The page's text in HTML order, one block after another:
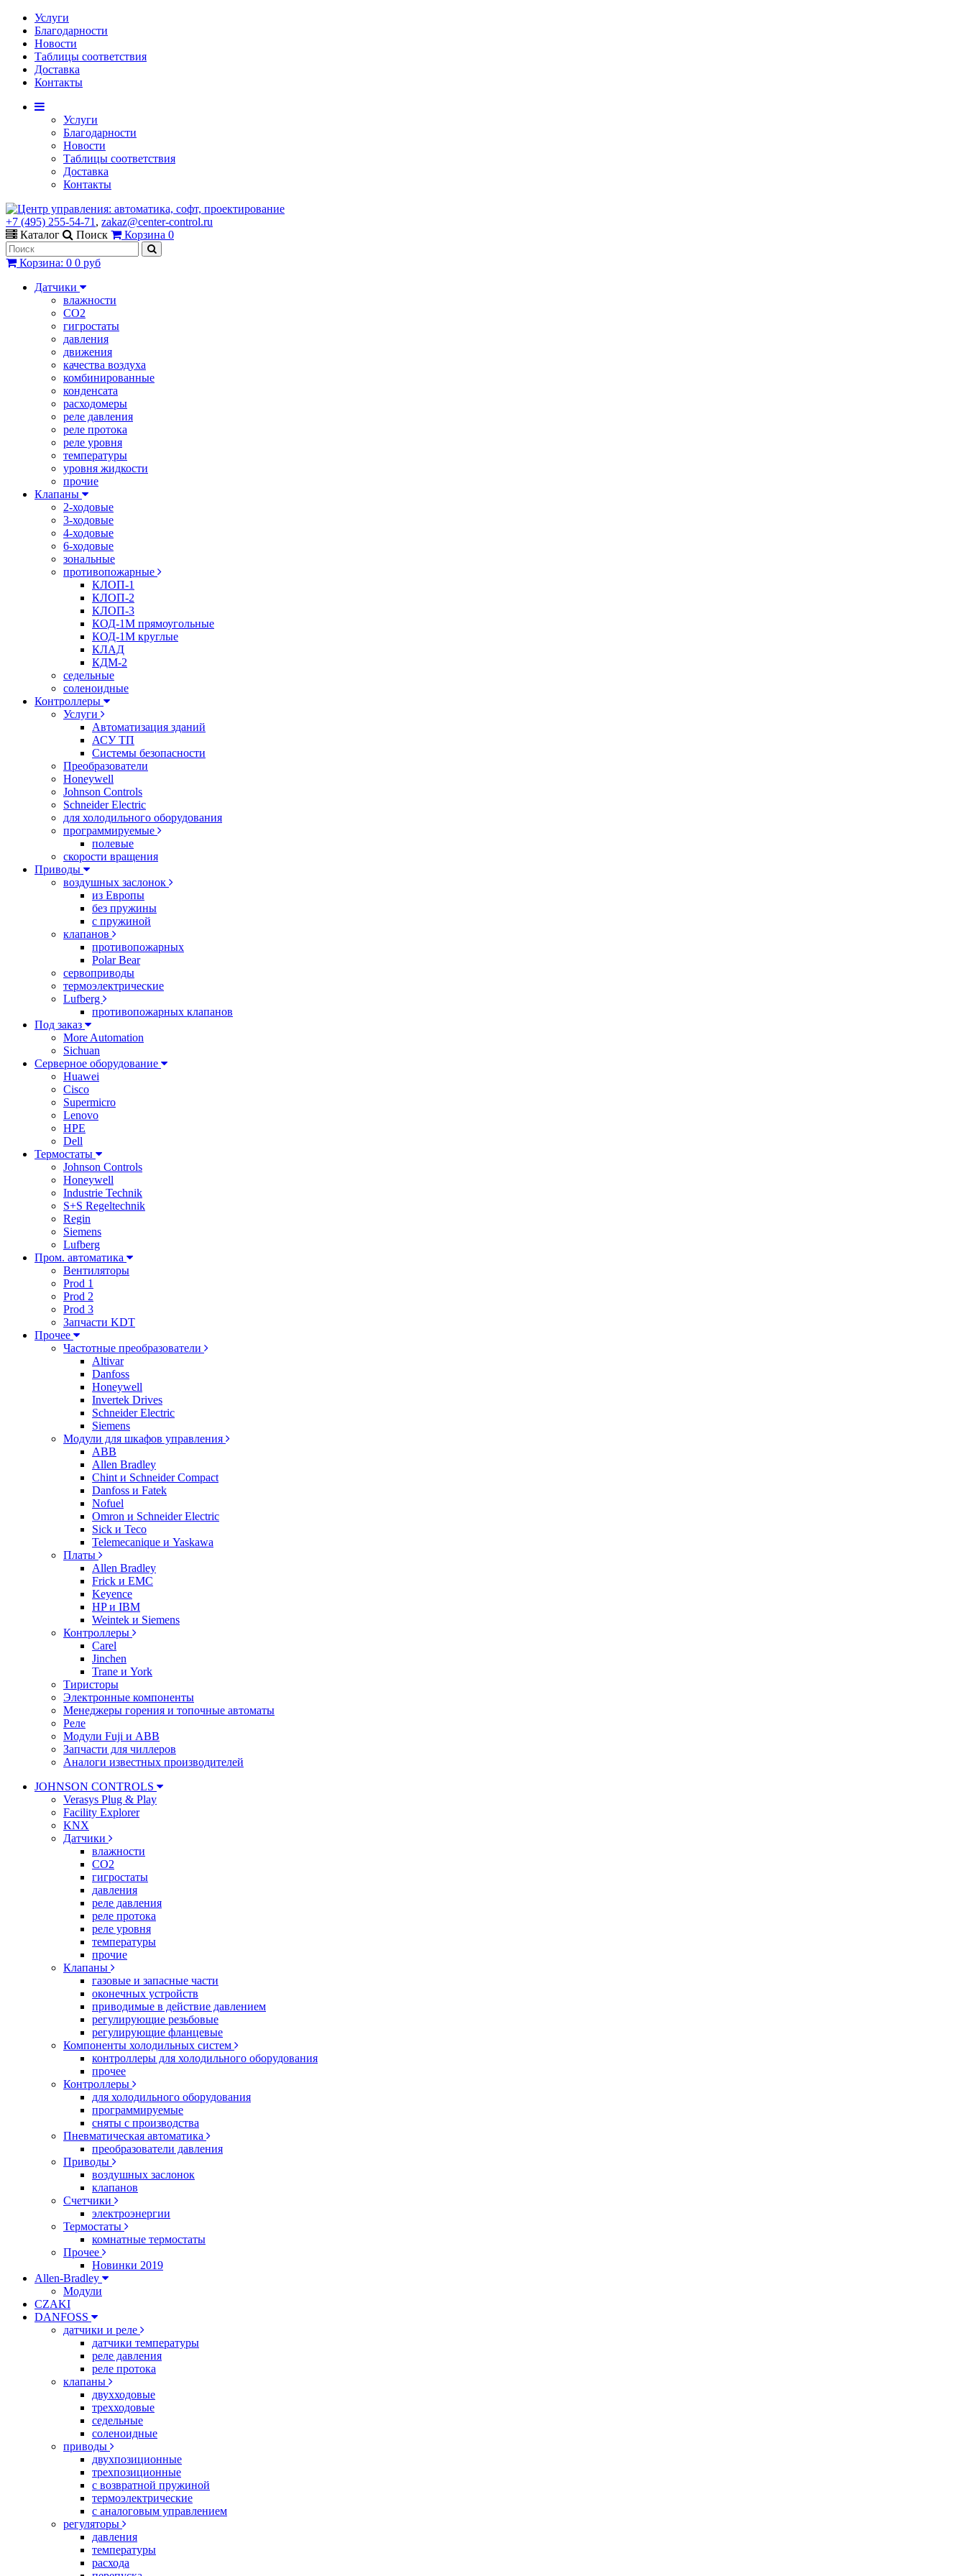
Услуги
Благодарности
Новости
Таблицы соответствия
Доставка
Контакты
Услуги
Благодарности
Новости
Таблицы соответствия
Доставка
Контакты
+7 (495) 255-54-71 , zakaz@center-control.ru
Каталог
Поиск Корзина 0
Корзина: 0 0 руб
Датчики
влажности
CO2
гигростаты
давления
движения
качества воздуха
комбинированные
конденсата
расходомеры
реле давления
реле протока
реле уровня
температуры
уровня жидкости
прочие
Клапаны
2-ходовые
3-ходовые
4-ходовые
6-ходовые
зональные
противопожарные
КЛОП-1
КЛОП-2
КЛОП-3
КОД-1М прямоугольные
КОД-1М круглые
КЛАД
КДМ-2
седельные
соленоидные
Контроллеры
Услуги
Автоматизация зданий
АСУ ТП
Системы безопасности
Преобразователи
Honeywell
Johnson Controls
Schneider Electric
для холодильного оборудования
программируемые
полевые
скорости вращения
Приводы
воздушных заслонок
из Европы
без пружины
с пружиной
клапанов
противопожарных
Polar Bear
сервоприводы
термоэлектрические
Lufberg
противопожарных клапанов
Под заказ
More Automation
Sichuan
Серверное оборудование
Huawei
Cisco
Supermicro
Lenovo
HPE
Dell
Термостаты
Johnson Controls
Honeywell
Industrie Technik
S+S Regeltechnik
Regin
Siemens
Lufberg
Пром. автоматика
Вентиляторы
Prod 1
Prod 2
Prod 3
Запчасти KDT
Прочее
Частотные преобразователи
Altivar
Danfoss
Honeywell
Invertek Drives
Schneider Electric
Siemens
Модули для шкафов управления
ABB
Allen Bradley
Chint и Schneider Compact
Danfoss и Fatek
Nofuel
Omron и Schneider Electric
Sick и Teco
Telemecanique и Yaskawa
Платы
Allen Bradley
Frick и EMC
Keyence
HP и IBM
Weintek и Siemens
Контроллеры
Carel
Jinchen
Trane и York
Тиристоры
Электронные компоненты
Менеджеры горения и топочные автоматы
Реле
Модули Fuji и ABB
Запчасти для чиллеров
Аналоги известных производителей
JOHNSON CONTROLS
Verasys Plug & Play
Facility Explorer
KNX
Датчики
влажности
CO2
гигростаты
давления
реле давления
реле протока
реле уровня
температуры
прочие
Клапаны
газовые и запасные части
оконечных устройств
приводимые в действие давлением
регулирующие резьбовые
регулирующие фланцевые
Компоненты холодильных систем
контроллеры для холодильного оборудования
прочее
Контроллеры
для холодильного оборудования
программируемые
сняты с производства
Пневматическая автоматика
преобразователи давления
Приводы
воздушных заслонок
клапанов
Счетчики
электроэнергии
Термостаты
комнатные термостаты
Прочее
Новинки 2019
Allen-Bradley
Модули
CZAKI
DANFOSS
датчики и реле
датчики температуры
реле давления
реле протока
клапаны
двухходовые
трехходовые
седельные
соленоидные
приводы
двухпозиционные
трехпозиционные
с возвратной пружиной
термоэлектрические
с аналоговым управлением
регуляторы
давления
температуры
расхода